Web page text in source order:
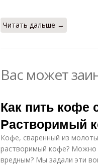
Читать дальше →
Вас может
Как пить кофе
Растворимый
Кофе, сваренный из
растворимый кофе? Можно
вредным? Мы задали эти